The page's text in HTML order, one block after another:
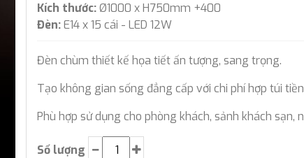
Kích thước: Ø1000 x H750mm +400
Đèn: E14 x 15 cái - LED 12W
Đèn chùm thiết kế họa tiết ấn tượng, sang trọng.
Tạo không gian sống đẳng cấp với chi phí hợp túi
Phù hợp sử dụng cho phòng khách, sảnh khách sạn,
Số lượng